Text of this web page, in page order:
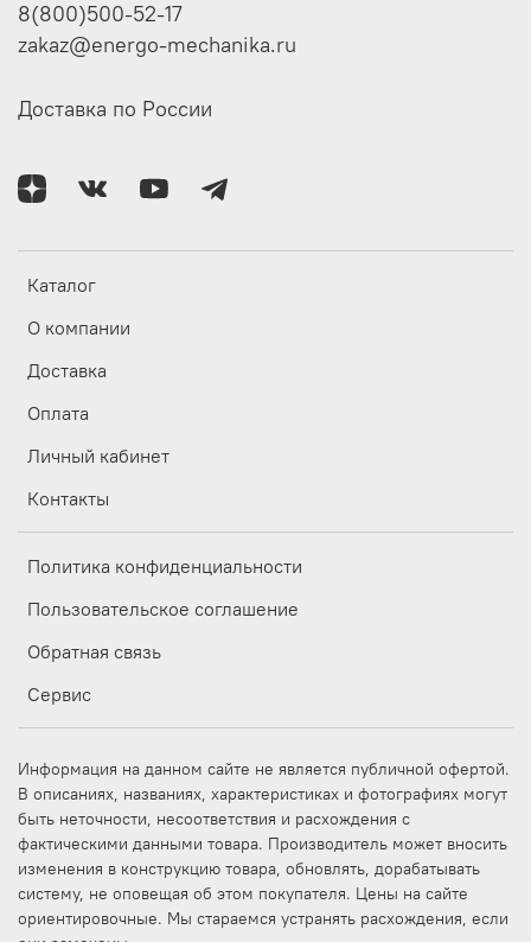
Каталог
О компании
Доставка
Оплата
Личный кабинет
Контакты
Политика конфиденциальности
Пользовательское соглашение
Обратная связь
Сервис
8(800)500-52-17
zakaz@energo-mechanika.ru
Доставка по России
Информация на данном сайте не является публичной офертой.
В описаниях, названиях, характеристиках и фотографиях могут
быть неточности, несоответствия и расхождения с
фактическими данными товара. Производитель может вносить
изменения в конструкцию товара, обновлять, дорабатывать
систему, не оповещая об этом покупателя. Цены на сайте
ориентировочные. Мы стараемся устранять расхождения, если